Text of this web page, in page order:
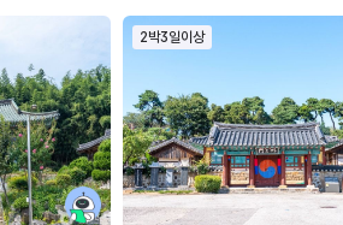
2박3일이상